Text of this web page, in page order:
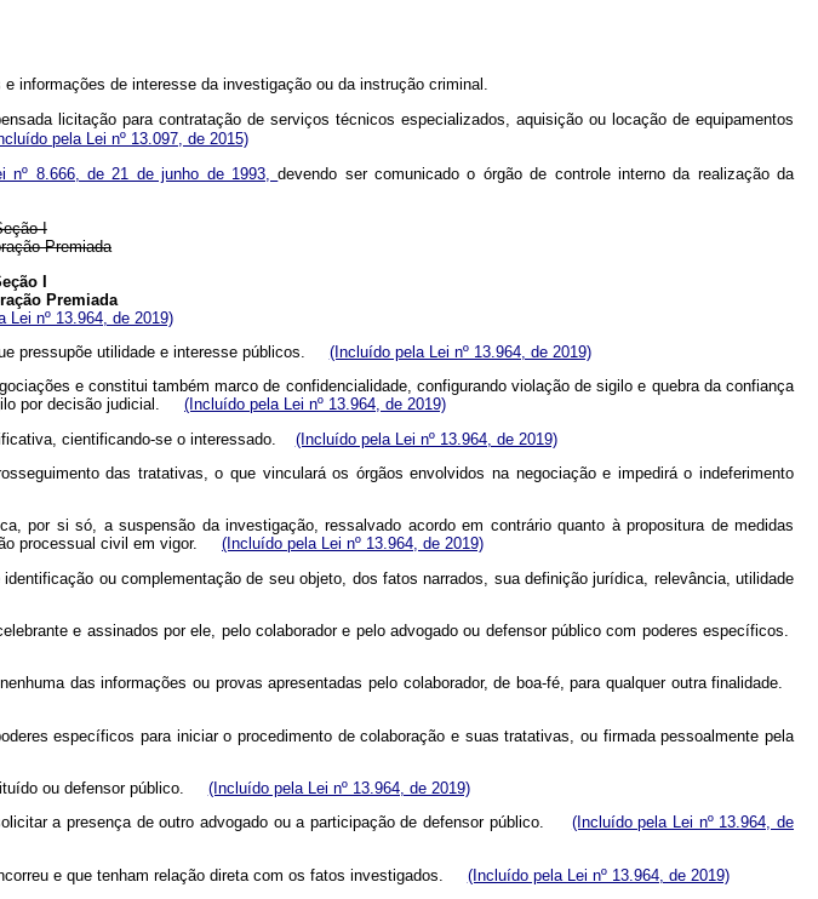
informações de interesse da investigação ou da instrução criminal.
licitação para contratação de serviços técnicos especializados, aquisição ou locação de equipamentos
pela Lei nº 13.097, de 2015)
nº 8.666, de 21 de junho de 1993,devendo ser comunicado o órgão de controle interno da realização da
I
Premiada
I
Premiada
Lei nº 13.964, de 2019)
pressupõe utilidade e interesse públicos. (Incluído pela Lei nº 13.964, de 2019)
e constitui também marco de confidencialidade, configurando violação de sigilo e quebra da confiança
por decisão judicial. (Incluído pela Lei nº 13.964, de 2019)
cientificando-se o interessado. (Incluído pela Lei nº 13.964, de 2019)
das tratativas, o que vinculará os órgãos envolvidos na negociação e impedirá o indeferimento
por si só, a suspensão da investigação, ressalvado acordo em contrário quanto à propositura de medidas
processual civil em vigor. (Incluído pela Lei nº 13.964, de 2019)
ou complementação de seu objeto, dos fatos narrados, sua definição jurídica, relevância, utilidade
e assinados por ele, pelo colaborador e pelo advogado ou defensor público com poderes específicos.
das informações ou provas apresentadas pelo colaborador, de boa-fé, para qualquer outra finalidade.
específicos para iniciar o procedimento de colaboração e suas tratativas, ou firmada pessoalmente pela
ou defensor público. (Incluído pela Lei nº 13.964, de 2019)
a presença de outro advogado ou a participação de defensor público. (Incluído pela Lei nº 13.964, de
e que tenham relação direta com os fatos investigados. (Incluído pela Lei nº 13.964, de 2019)